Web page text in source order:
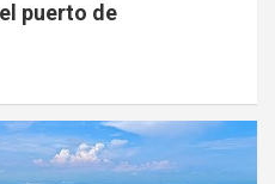
puerto de